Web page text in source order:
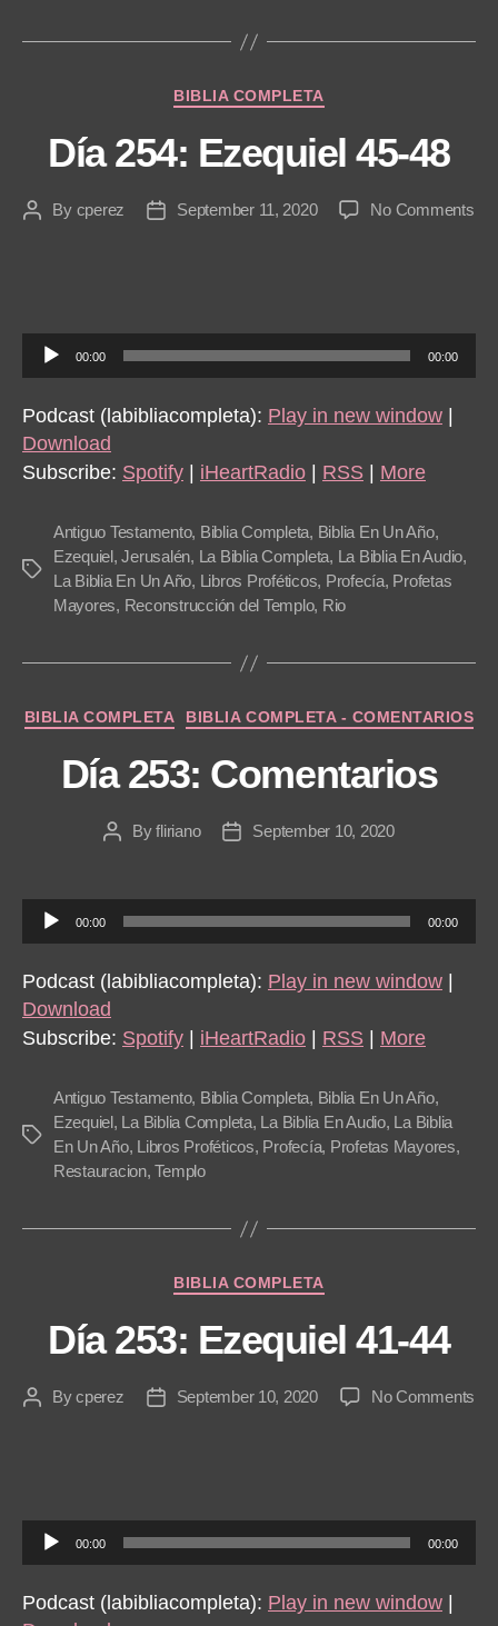
Categories
BIBLIA COMPLETA
Día 254: Ezequiel 45-48
PostBy cperez
PostSeptember 11, 2020 No Commentson
48
u
d
i
o
a
y
00:00 00:00
Podcast (labibliacompleta): Play in new window
Download
Subscribe: Spotify iHeartRadio RSS More
Tags
Antiguo Testamento, Biblia Completa, Biblia En Un Año,
Ezequiel,Jerusalén, La Biblia Completa, La Biblia En Audio,
La Biblia En Un Año, Libros Proféticos, Profecía, Profetas
Mayores, Reconstrucción del Templo, Rio
Categories
BIBLIA COMPLETA BIBLIA COMPLETA - COMENTARIOS
Día 253: Comentarios
PostByfliriano
PostSeptember 10, 2020
u
d
i
o
a
y
00:00 00:00
Podcast (labibliacompleta): Play in new window
Download
Subscribe: Spotify iHeartRadio RSS More
Tags
Antiguo Testamento, Biblia Completa, Biblia En Un Año,
Ezequiel, La Biblia Completa, La Biblia En Audio, La Biblia
En Un Año, Libros Proféticos, Profecía, Profetas Mayores,
Restauracion,Templo
Categories
BIBLIA COMPLETA
Día 253: Ezequiel 41-44
PostBycperez
PostSeptember 10, 2020 No Comments
44
u
d
00:00 00:00
Podcast (labibliacompleta): Play in new window